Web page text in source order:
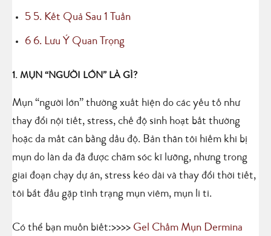
5 5. Kết Quả Sau 1 Tuần
6 6. Lưu Ý Quan Trọng
1. MỤN “NGƯỜI LỚN” LÀ GÌ?
Mụn “người lớn” thường xuất hiện do các yếu tố như
thay đổi nội tiết, stress, chế độ sinh hoạt bất thường
hoặc da mất cân bằng dầu độ. Bản thân tôi hiếm khi bị
mụn do làn da đã được chăm sóc kĩ lưỡng, nhưng trong
giai đoạn chạy dự án, stress kéo dài và thay đổi thời tiết,
tôi bắt đầu gặp tình trạng mụn viêm, mụn li ti.
Có thể bạn muốn biết:>>>> Gel Chấm Mụn Dermina